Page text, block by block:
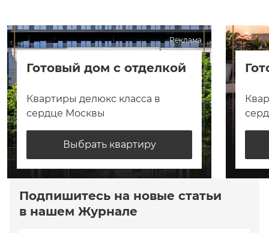
Реклама
Готовый дом с отделкой
Квартиры делюкс класса в
сердце Москвы
Выбрать квартиру
Подпишитесь на новые статьи
в нашем Журнале